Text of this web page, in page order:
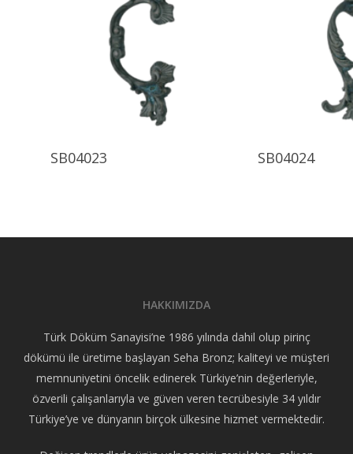
SB04023 SB04024
HAKKIMIZDA
Türk Döküm Sanayisi’ne 1986 yılında dahil olup pirinç
dökümü ile üretime başlayan Seha Bronz; kaliteyi ve müşteri
memnuniyetini öncelik edinerek Türkiye’nin değerleriyle,
özverili çalışanlarıyla ve güven veren tecrübesiyle 34 yıldır
Türkiye’ye ve dünyanın birçok ülkesine hizmet vermektedir.